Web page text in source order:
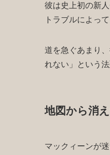
彼は史上初の新
トラブルによっ
道を急ぐあまり
れない」という
地図から消
マックィーンが